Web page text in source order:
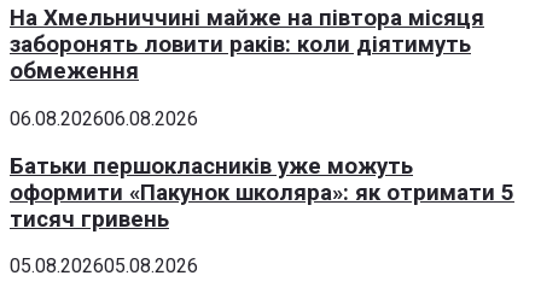
На Хмельниччині майже на півтора місяця
заборонять ловити раків: коли діятимуть
обмеження
06.08.202606.08.2026
Батьки першокласників уже можуть
оформити «Пакунок школяра»: як отримати 5
тисяч гривень
05.08.202605.08.2026